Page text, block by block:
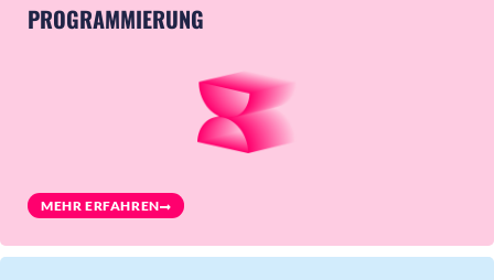
PROGRAMMIERUNG
MEHR ERFAHREN